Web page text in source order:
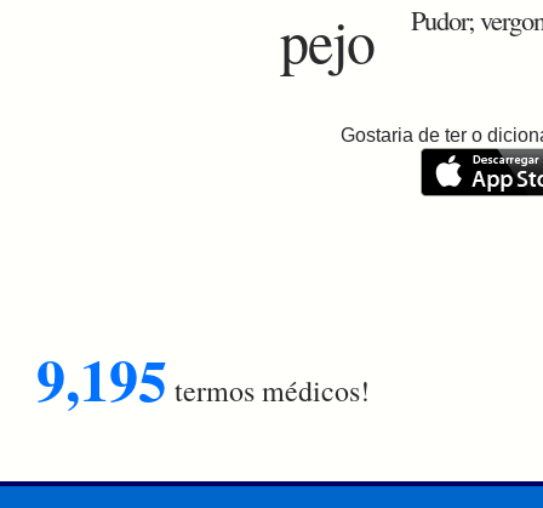
pejo Pudor;
Gostaria de ter o
9,195 termos médicos!